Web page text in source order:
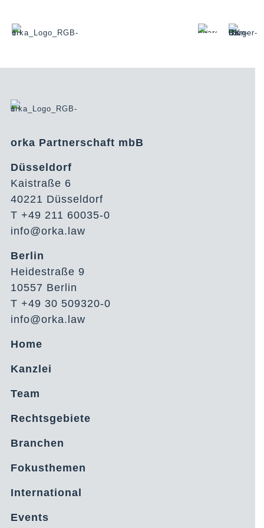
orka Partnerschaft mbB
Düsseldorf
Kaistraße 6
40221 Düsseldorf
T +49 211 60035-0
info@orka.law
Berlin
Heidestraße 9
10557 Berlin
T +49 30 509320-0
info@orka.law
Home
Kanzlei
Team
Rechtsgebiete
Branchen
Fokusthemen
International
Events